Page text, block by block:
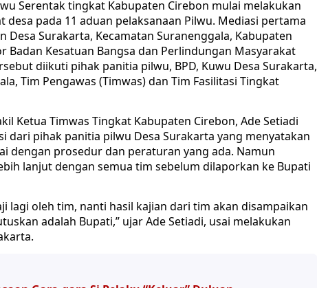
Serentak tingkat Kabupaten Cirebon mulai melakukan
pada 11 aduan pelaksanaan Pilwu. Mediasi pertama
Desa Surakarta, Kecamatan Suranenggala, Kabupaten
Badan Kesatuan Bangsa dan Perlindungan Masyarakat
diikuti pihak panitia pilwu, BPD, Kuwu Desa Surakarta,
Tim Pengawas (Timwas) dan Tim Fasilitasi Tingkat
Ketua Timwas Tingkat Kabupaten Cirebon, Ade Setiadi
dari pihak panitia pilwu Desa Surakarta yang menyatakan
dengan prosedur dan peraturan yang ada. Namun
lanjut dengan semua tim sebelum dilaporkan ke Bupati
lagi oleh tim, nanti hasil kajian dari tim akan disampaikan
adalah Bupati,” ujar Ade Setiadi, usai melakukan